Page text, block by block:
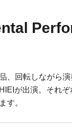
、回転しながら
が出演。それ
す。